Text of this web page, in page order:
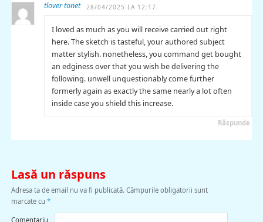
tlover tonet 28/04/2025 LA 12:17
I loved as much as you will receive carried out right
here. The sketch is tasteful, your authored subject
matter stylish. nonetheless, you command get bought
an edginess over that you wish be delivering the
following. unwell unquestionably come further
formerly again as exactly the same nearly a lot often
inside case you shield this increase.
Răspunde
Lasă un răspuns
Adresa ta de email nu va fi publicată. Câmpurile obligatorii sunt
marcate cu *
Comentariu